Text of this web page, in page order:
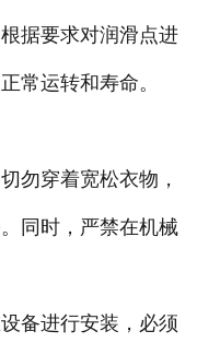
据要求对润滑点进
常运转和寿命。
穿着宽松衣物，
同时，严禁在机械
备进行安装，必须